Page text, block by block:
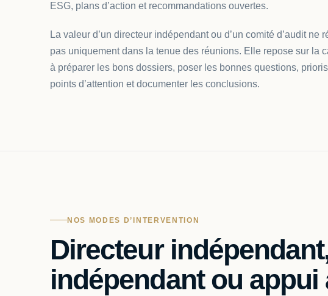
ESG, plans d’action et recommandations ouvertes.
La valeur d’un directeur indépendant ou d’un comité d’audit ne
pas uniquement dans la tenue des réunions. Elle repose sur la
à préparer les bons dossiers, poser les bonnes questions,
points d’attention et documenter les conclusions.
NOS MODES D’INTERVENTION
Directeur
indépendant ou appui